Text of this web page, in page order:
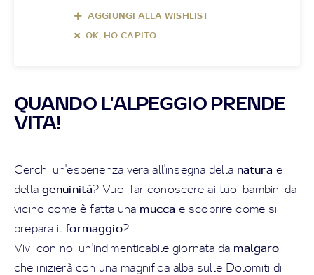
AGGIUNGI ALLA WISHLIST
OK, HO CAPITO
QUANDO L'ALPEGGIO PRENDE
VITA!
Cerchi un'esperienza vera all'insegna della natura e
della genuinità? Vuoi far conoscere ai tuoi bambini da
vicino come è fatta una muccae scoprire come si
prepara ilformaggio?
Vivi con noi un'indimenticabile giornata da malgaro
che inizierà con una magnifica alba sulle Dolomiti di